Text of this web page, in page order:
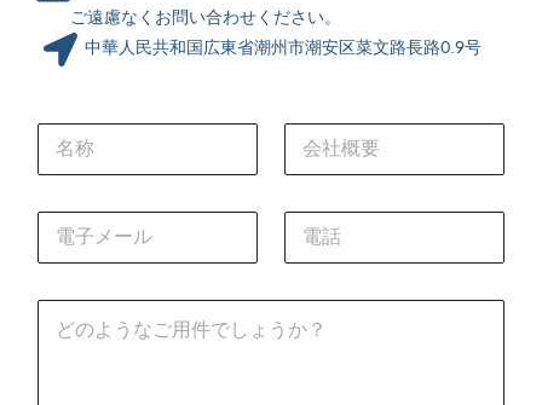
ご遠慮なくお問い合わせください。
中華人民共和国広東省潮州市潮安区菜文路長路0.9号